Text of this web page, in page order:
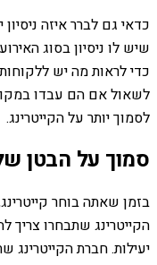
כדאי גם לברר איזה
שיש לו ניסיון בסוג
כדי לראות מה יש
לשאול אם הם עבדו
לסמוך יותר על הקייטרינג.
סמוך על הבטן
בזמן שאתה בוחר
הקייטרינג שתבחרו צריך
יעילות. חברת הקייטרינג